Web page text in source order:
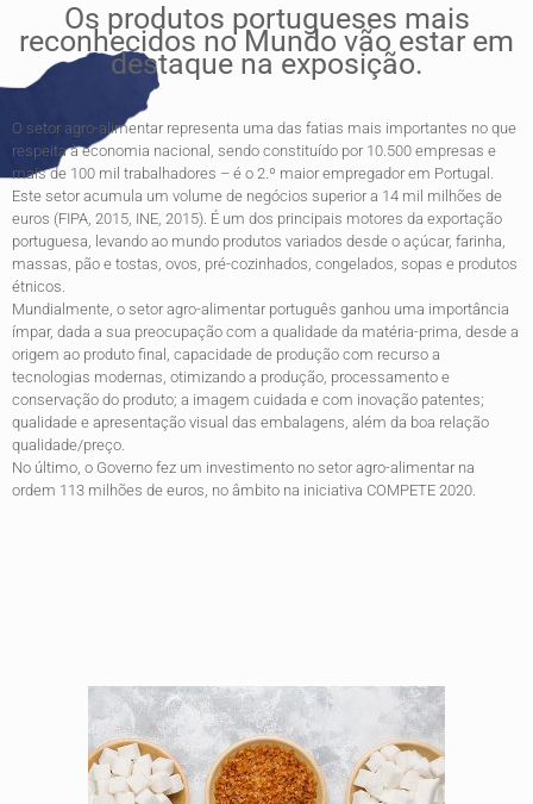
Os produtos portugueses mais
reconhecidos no Mundo vão estar em
destaque na exposição.
O setor agro-alimentar representa uma das fatias mais importantes no que
respeita à economia nacional, sendo constituído por 10.500 empresas e
mais de 100 mil trabalhadores – é o 2.º maior empregador em Portugal.
Este setor acumula um volume de negócios superior a 14 mil milhões de
euros (FIPA, 2015, INE, 2015). É um dos principais motores da exportação
portuguesa, levando ao mundo produtos variados desde o açúcar, farinha,
massas, pão e tostas, ovos, pré-cozinhados, congelados, sopas e produtos
étnicos.
Mundialmente, o setor agro-alimentar português ganhou uma importância
ímpar, dada a sua preocupação com a qualidade da matéria-prima, desde a
origem ao produto final, capacidade de produção com recurso a
tecnologias modernas, otimizando a produção, processamento e
conservação do produto; a imagem cuidada e com inovação patentes;
qualidade e apresentação visual das embalagens, além da boa relação
qualidade/preço.
No último, o Governo fez um investimento no setor agro-alimentar na
ordem 113 milhões de euros, no âmbito na iniciativa COMPETE 2020.